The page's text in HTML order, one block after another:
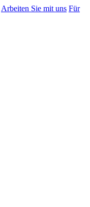
Arbeiten Sie mit uns Für